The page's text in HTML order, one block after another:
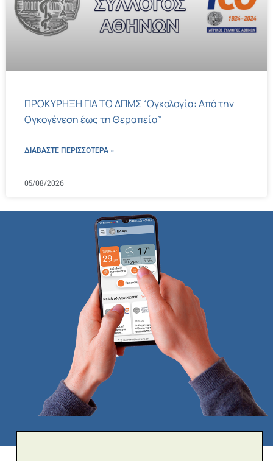
ΠΡΟΚΥΡΗΞΗ ΓΙΑ ΤΟ ΔΠΜΣ “Ογκολογία: Από την
Ογκογένεση έως τη Θεραπεία”
ΔΙΑΒΑΣΤΕ ΠΕΡΙΣΣΌΤΕΡΑ »
05/08/2026